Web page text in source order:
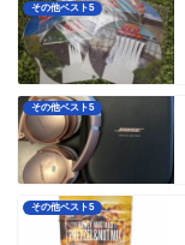
その他ベスト5
その他ベスト5
その他ベスト5